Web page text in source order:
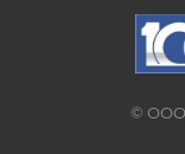
© ООО